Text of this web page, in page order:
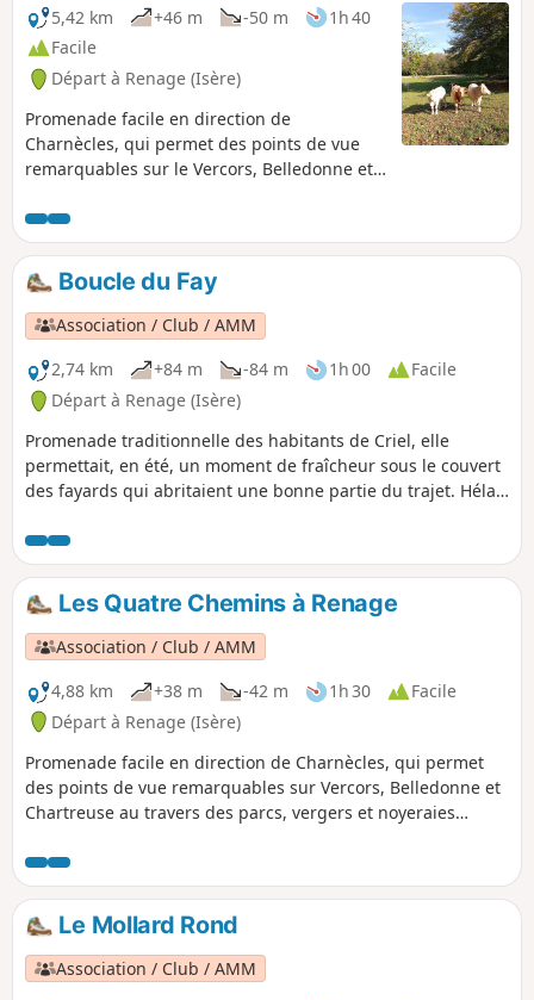
5,42 km
+46 m -50 m
1h 40
Facile
Départ à Renage (Isère)
Promenade facile en direction de
Charnècles, qui permet des points de vue
remarquables sur le Vercors, Belledonne et
et noyeraies, témoins de l'activité agricole de
Criel de Renage.
Boucle du Fay
Association / Club / AMM
2,74 km
+84 m -84 m 1h 00
Facile
Départ à Renage (Isère)
Promenade traditionnelle des habitants de Criel, elle
permettait, en été, un moment de fraîcheur sous le couvert
des fayards qui abritaient une bonne partie du trajet. Hélas,
modernes des bûcherons, ont déterioré le petit chemin en
sous-bois.
Les Quatre Chemins à Renage
Association / Club / AMM
4,88 km
+38 m -42 m 1h 30
Facile
Départ à Renage (Isère)
Promenade facile en direction de Charnècles, qui permet
des points de vue remarquables sur Vercors, Belledonne et
Chartreuse au travers des parcs, vergers et noyeraies
Le Mollard Rond
Association / Club / AMM